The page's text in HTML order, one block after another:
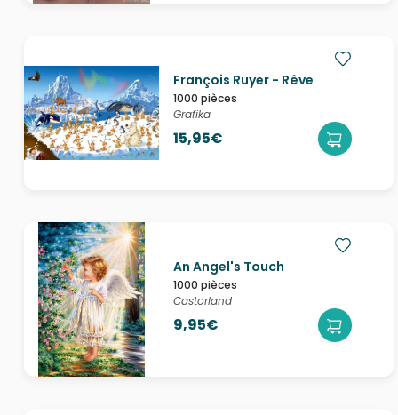
François Ruyer - Rêve
1000 pièces
Grafika
15,95€
An Angel's Touch
1000 pièces
Castorland
9,95€